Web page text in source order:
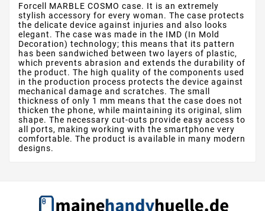
Forcell MARBLE COSMO case. It is an extremely
stylish accessory for every woman. The case protects
the delicate device against injuries and also looks
elegant. The case was made in the IMD (In Mold
Decoration) technology; this means that its pattern
has been sandwiched between two layers of plastic,
which prevents abrasion and extends the durability of
the product. The high quality of the components used
in the production process protects the device against
mechanical damage and scratches. The small
thickness of only 1 mm means that the case does not
thicken the phone, while maintaining its original, slim
shape. The necessary cut-outs provide easy access to
all ports, making working with the smartphone very
comfortable. The product is available in many modern
designs.